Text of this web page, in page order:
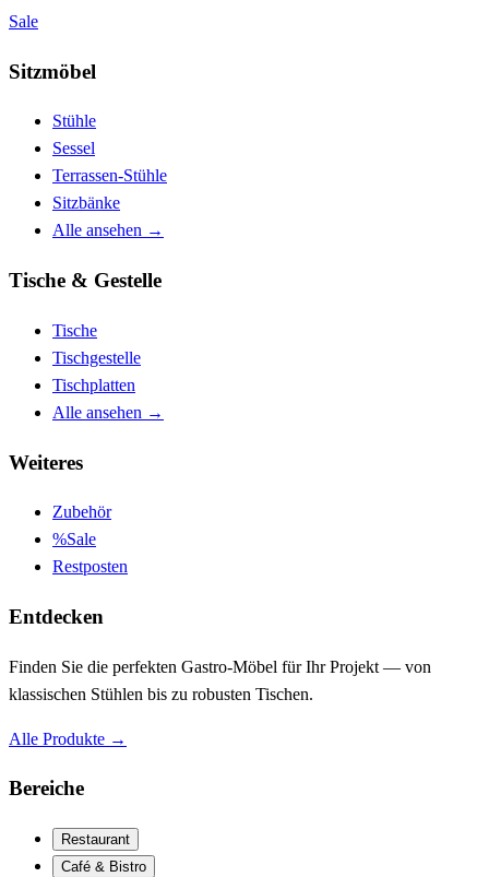
Sale
Sitzmöbel
Stühle
Sessel
Terrassen-Stühle
Sitzbänke
Alle ansehen →
Tische & Gestelle
Tische
Tischgestelle
Tischplatten
Alle ansehen →
Weiteres
Zubehör
%Sale
Restposten
Entdecken
Finden Sie die perfekten Gastro-Möbel für Ihr Projekt — von
klassischen Stühlen bis zu robusten Tischen.
Alle Produkte →
Bereiche
Restaurant
Café & Bistro